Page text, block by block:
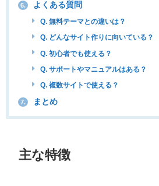
6. よくある質問
Q. 無料テーマとの違いは？
Q. どんなサイト作りに向いている？
Q. 初心者でも使える？
Q. サポートやマニュアルはある？
Q. 複数サイトで使える？
7. まとめ
主な特徴